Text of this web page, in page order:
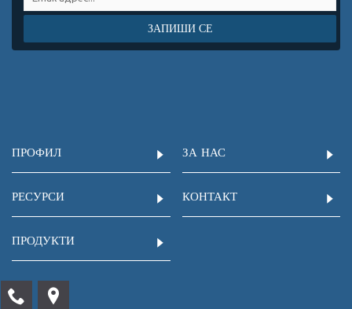
ЗАПИШИ СЕ
ПРОФИЛ ЗА НАС
РЕСУРСИ КОНТАКТ
ПРОДУКТИ